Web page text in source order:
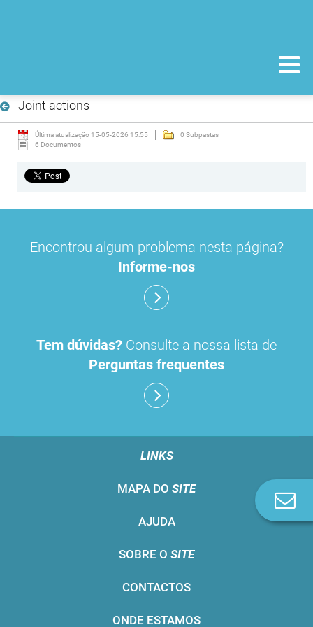
Joint actions
Última atualização 15-05-2026 15:55
0 Subpastas
6 Documentos
Encontrou algum problema nesta página?
Informe-nos
Tem dúvidas? Consulte a nossa lista de
Perguntas frequentes
LINKS
MAPA DO SITE
AJUDA
SOBRE O SITE
CONTACTOS
ONDE ESTAMOS